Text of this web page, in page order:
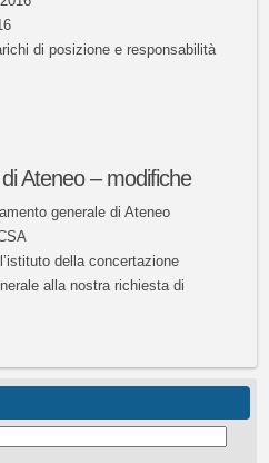
di posizione e responsabilità
Ateneo – modifiche
generale di Ateneo
della concertazione
alla nostra richiesta di